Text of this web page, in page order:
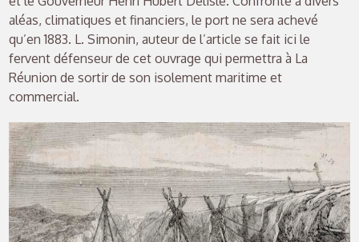
aléas, climatiques et financiers, le port ne sera achevé
qu’en 1883. L. Simonin, auteur de l’article se fait ici le
fervent défenseur de cet ouvrage qui permettra à La
Réunion de sortir de son isolement maritime et
commercial.